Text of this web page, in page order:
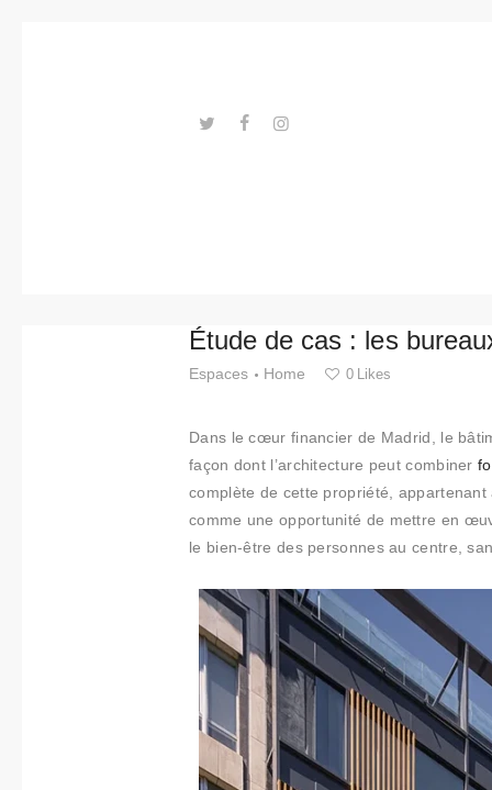
Collabora
Étude de cas : les
Espaces Home 0 Likes
Dans le cœur financier de Madrid, le
façon dont l’architecture peut combiner
complète de cette propriété,
comme une opportunité de mettre en
le bien-être des personnes au centre,